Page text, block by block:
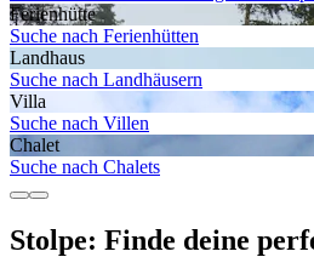
Ferienhütte
Suche nach Ferienhütten
Landhaus
Suche nach Landhäusern
Villa
Suche nach Villen
Chalet
Suche nach Chalets
Stolpe: Finde deine